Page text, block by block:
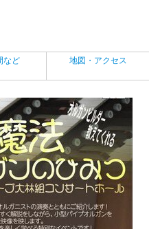
など 地図・アクセス